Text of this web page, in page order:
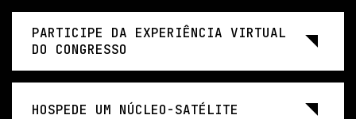
PARTICIPE DA EXPERIÊNCIA VIRTUAL
DO CONGRESSO
HOSPEDE UM NÚCLEO-SATÉLITE